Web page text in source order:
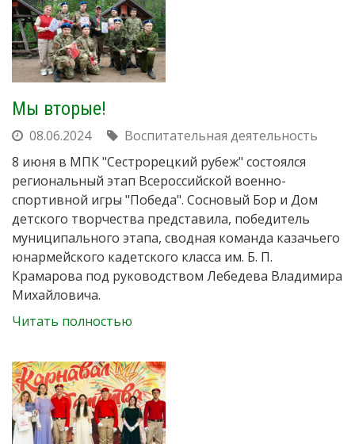
Мы вторые!
08.06.2024
Воспитательная деятельность
8 июня в МПК "Сестрорецкий рубеж" состоялся
региональный этап Всероссийской военно-
спортивной игры "Победа". Сосновый Бор и Дом
детского творчества представила, победитель
муниципального этапа, сводная команда казачьего
юнармейского кадетского класса им. Б. П.
Крамарова под руководством Лебедева Владимира
Михайловича.
Читать полностью